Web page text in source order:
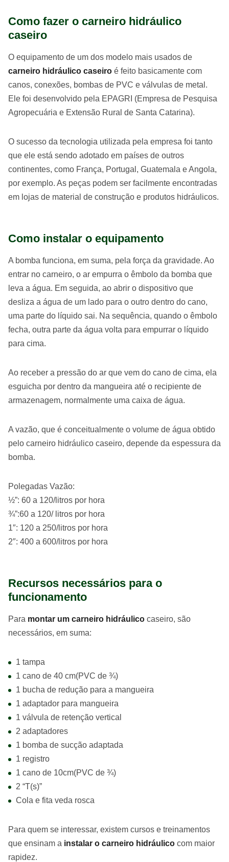
Como fazer o carneiro hidráulico
caseiro
O equipamento de um dos modelo mais usados de
carneiro hidráulico caseiro é feito basicamente com
canos, conexões, bombas de PVC e válvulas de metal.
Ele foi desenvolvido pela EPAGRI (Empresa de Pesquisa
Agropecuária e Extensão Rural de Santa Catarina).
O sucesso da tecnologia utilizada pela empresa foi tanto
que ele está sendo adotado em países de outros
continentes, como França, Portugal, Guatemala e Angola,
por exemplo. As peças podem ser facilmente encontradas
em lojas de material de construção e produtos hidráulicos.
Como instalar o equipamento
A bomba funciona, em suma, pela força da gravidade. Ao
entrar no carneiro, o ar empurra o êmbolo da bomba que
leva a água. Em seguida, ao abrir o dispositivo que
desliza a água de um lado para o outro dentro do cano,
uma parte do líquido sai. Na sequência, quando o êmbolo
fecha, outra parte da água volta para empurrar o líquido
para cima.
Ao receber a pressão do ar que vem do cano de cima, ela
esguicha por dentro da mangueira até o recipiente de
armazenagem, normalmente uma caixa de água.
A vazão, que é conceitualmente o volume de água obtido
pelo carneiro hidráulico caseiro, depende da espessura da
bomba.
Polegadas Vazão:
½”: 60 a 120/litros por hora
¾”:60 a 120/ litros por hora
1″: 120 a 250/litros por hora
2″: 400 a 600/litros por hora
Recursos necessários para o
funcionamento
Para montar um carneiro hidráulico caseiro, são
necessários, em suma:
1 tampa
1 cano de 40 cm(PVC de ¾)
1 bucha de redução para a mangueira
1 adaptador para mangueira
1 válvula de retenção vertical
2 adaptadores
1 bomba de sucção adaptada
1 registro
1 cano de 10cm(PVC de ¾)
2 “T(s)”
Cola e fita veda rosca
Para quem se interessar, existem cursos e treinamentos
que ensinam a instalar o carneiro hidráulico com maior
rapidez.